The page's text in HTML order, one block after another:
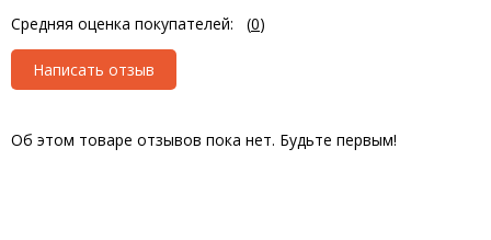
Средняя оценка покупателей: (0)
Написать отзыв
Об этом товаре отзывов пока нет. Будьте первым!